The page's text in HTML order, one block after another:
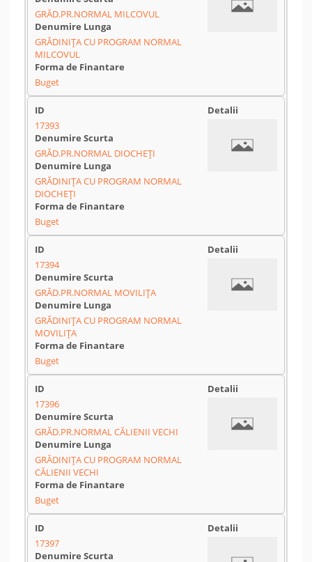
GRĂD.PR.NORMAL MILCOVUL
GRĂDINIȚA CU PROGRAM NORMAL
MILCOVUL
Buget
17393
GRĂD.PR.NORMAL DIOCHEȚI
GRĂDINIȚA CU PROGRAM NORMAL
DIOCHEȚI
Buget
17394
GRĂD.PR.NORMAL MOVILIȚA
GRĂDINIȚA CU PROGRAM NORMAL
MOVILIȚA
Buget
17396
GRĂD.PR.NORMAL CĂLIENII VECHI
GRĂDINIȚA CU PROGRAM NORMAL
CĂLIENII VECHI
Buget
17397